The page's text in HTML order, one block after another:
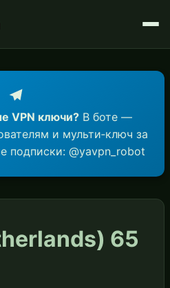
VPN ключи? В боте —
и мульти‑ключ за
подписки: @yavpn_robot
65